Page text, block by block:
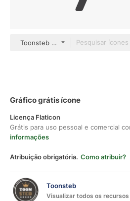
Toonsteb Flat
Gráfico grátis ícone
Licença Flaticon
Grátis para uso pessoal e comercial
informações
Atribuição obrigatória. Como atribuir?
Toonsteb
Visualizar todos os